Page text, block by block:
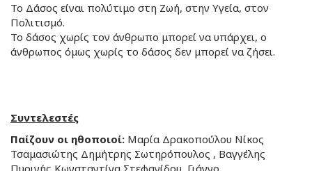
Το Δάσος είναι πολύτιμο στη Ζωή, στην Υγεία, στον
Πολιτισμό.
Το δάσος χωρίς τον άνθρωπο μπορεί να υπάρχει, ο
άνθρωπος όμως χωρίς το δάσος δεν μπορεί να ζήσει.
Συντελεστές
Παίζουν οι ηθοποιοί: Μαρία Δρακοπούλου Νίκος
Τσαμασιώτης Δημήτρης Σωτηρόπουλος , Βαγγέλης